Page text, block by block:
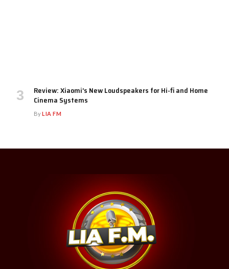
Review: Xiaomi’s New Loudspeakers for Hi-fi and Home
Cinema Systems
ByLIA FM